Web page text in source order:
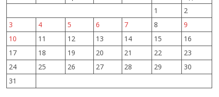
1
2
3
4 5 6 7 8
9
10
11 12 13 14 15
16
17
18 19 20 21 22
23
24
25 26 27 28 29
30
31